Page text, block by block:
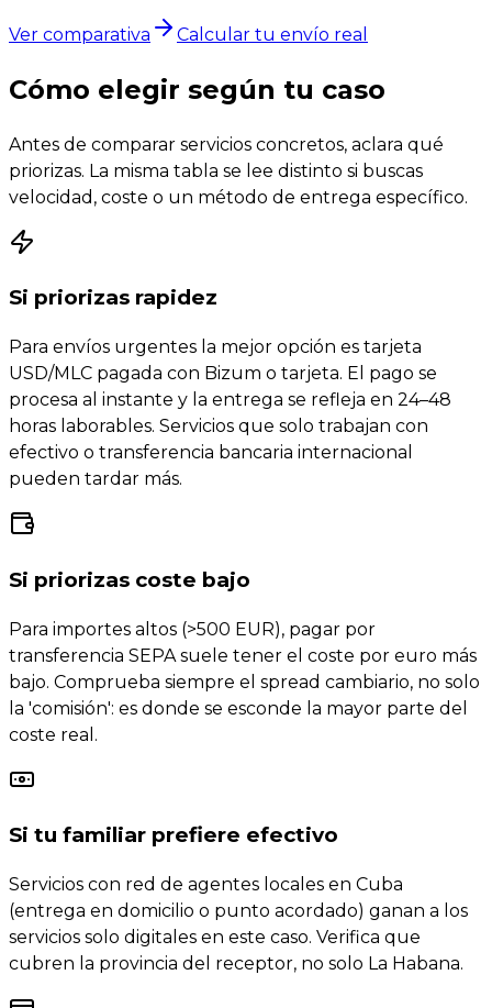
Ver comparativa Calcular tu envío real
Cómo elegir según tu caso
Antes de comparar servicios concretos, aclara qué
priorizas. La misma tabla se lee distinto si buscas
velocidad, coste o un método de entrega específico.
Si priorizas rapidez
Para envíos urgentes la mejor opción es tarjeta
USD/MLC pagada con Bizum o tarjeta. El pago se
procesa al instante y la entrega se refleja en 24–48
horas laborables. Servicios que solo trabajan con
efectivo o transferencia bancaria internacional
pueden tardar más.
Si priorizas coste bajo
Para importes altos (>500 EUR), pagar por
transferencia SEPA suele tener el coste por euro más
bajo. Comprueba siempre el spread cambiario, no solo
la 'comisión': es donde se esconde la mayor parte del
coste real.
Si tu familiar prefiere efectivo
Servicios con red de agentes locales en Cuba
(entrega en domicilio o punto acordado) ganan a los
servicios solo digitales en este caso. Verifica que
cubren la provincia del receptor, no solo La Habana.